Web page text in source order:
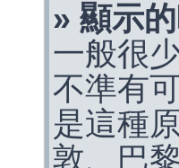
» 顯示
一般很
不準有
是這種
敦、巴